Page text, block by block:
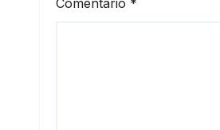
Comentario *